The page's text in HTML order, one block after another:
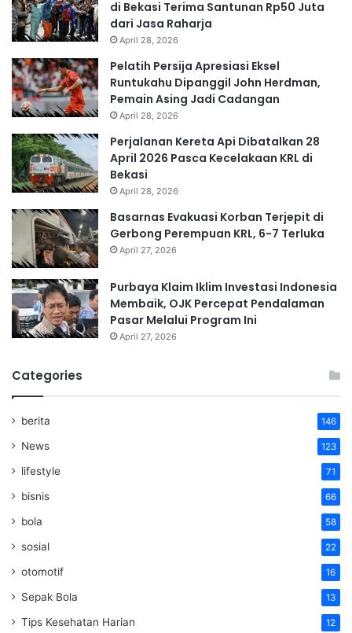
di Bekasi Terima Santunan Rp50 Juta
dari Jasa Raharja
April 28, 2026
Pelatih Persija Apresiasi Eksel
Runtukahu Dipanggil John Herdman,
Pemain Asing Jadi Cadangan
April 28, 2026
Perjalanan Kereta Api Dibatalkan 28
April 2026 Pasca Kecelakaan KRL di
Bekasi
April 28, 2026
Basarnas Evakuasi Korban Terjepit di
Gerbong Perempuan KRL, 6-7 Terluka
April 27, 2026
Purbaya Klaim Iklim Investasi Indonesia
Membaik, OJK Percepat Pendalaman
Pasar Melalui Program Ini
April 27, 2026
Categories
berita 146
News 123
lifestyle 71
bisnis 66
bola 58
sosial 22
otomotif 16
Sepak Bola 13
Tips Kesehatan Harian 12